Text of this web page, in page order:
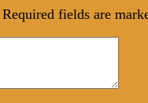
Required fields are